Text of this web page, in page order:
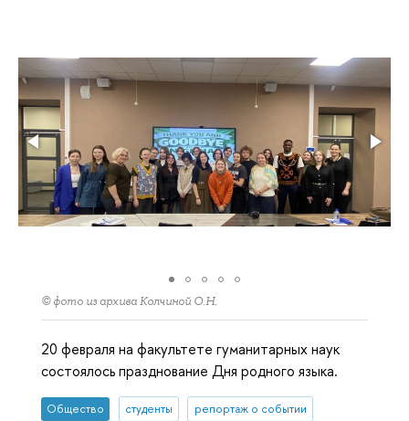
© фото из архива Колчиной О.Н.
20 февраля на факультете гуманитарных наук
состоялось празднование Дня родного языка.
Общество студенты репортаж о событии